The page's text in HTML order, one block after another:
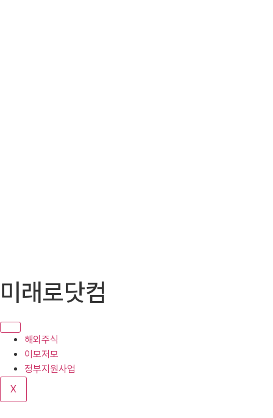
텐
로
기
미래로닷컴
해외주식
이모저모
정부지원사업
X